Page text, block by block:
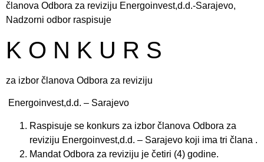
članova Odbora za reviziju Energoinvest,d.d.-Sarajevo,
Nadzorni odbor raspisuje
K O N K U R S
za izbor članova Odbora za reviziju
Energoinvest,d.d. – Sarajevo
Raspisuje se konkurs za izbor članova Odbora za
reviziju Energoinvest,d.d. – Sarajevo koji ima tri člana .
Mandat Odbora za reviziju je četiri (4) godine.